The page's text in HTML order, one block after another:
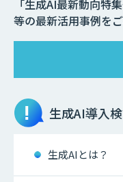
「生成AI最新動向特
等の最新活用事例を
生成AI導入
生成AIとは？